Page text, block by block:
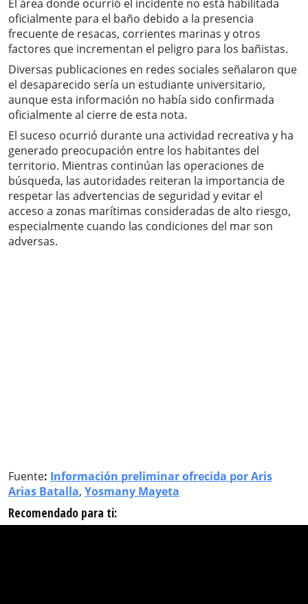
El área donde ocurrió el incidente no está habilitada
oficialmente para el baño debido a la presencia
frecuente de resacas, corrientes marinas y otros
factores que incrementan el peligro para los bañistas.
Diversas publicaciones en redes sociales señalaron que
el desaparecido sería un estudiante universitario,
aunque esta información no había sido confirmada
oficialmente al cierre de esta nota.
El suceso ocurrió durante una actividad recreativa y ha
generado preocupación entre los habitantes del
territorio. Mientras continúan las operaciones de
búsqueda, las autoridades reiteran la importancia de
respetar las advertencias de seguridad y evitar el
acceso a zonas marítimas consideradas de alto riesgo,
especialmente cuando las condiciones del mar son
adversas.
Fuente: Información preliminar ofrecida por Aris
Arias Batalla, Yosmany Mayeta
Recomendado para ti: